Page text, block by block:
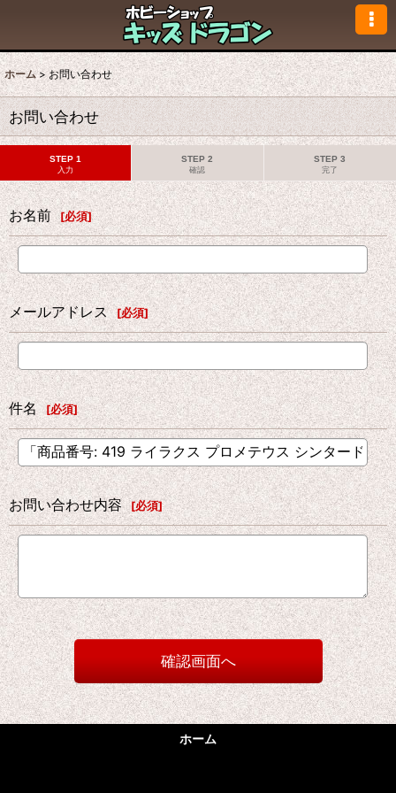
ホーム > お問い合わせ
お問い合わせ
STEP 1
入力
STEP 2
確認
STEP 3
完了
お名前 [必須]
メールアドレス [必須]
件名 [必須]
お問い合わせ内容 [必須]
確認画面へ
ホーム